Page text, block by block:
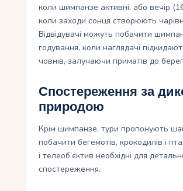
коли шимпанзе активні, або вечір
коли заходи сонця створюють
Відвідувачі можуть побачити
годування, коли наглядачі
човнів, залучаючи приматів до
Спостереження за
природою
Крім шимпанзе, тури пропонують
побачити бегемотів, крокодилів і
і телеоб’єктив необхідні для
спостереження.